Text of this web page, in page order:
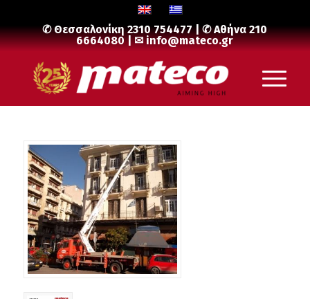
✆ Θεσσαλονίκη2310 754477| ✆ Αθήνα210
6664080| ✉info@mateco.gr